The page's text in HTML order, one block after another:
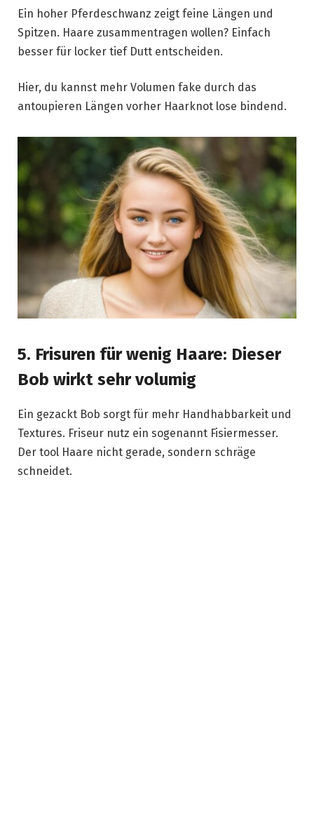
Ein hoher Pferdeschwanz zeigt feine Längen und
Spitzen. Haare zusammentragen wollen? Einfach
besser für locker tief Dutt entscheiden.
Hier, du kannst mehr Volumen fake durch das
antoupieren Längen vorher Haarknot lose bindend.
5. Frisuren für wenig Haare: Dieser
Bob wirkt sehr volumig
Ein gezackt Bob sorgt für mehr Handhabbarkeit und
Textures. Friseur nutz ein sogenannt Fisiermesser.
Der tool Haare nicht gerade, sondern schräge
schneidet.